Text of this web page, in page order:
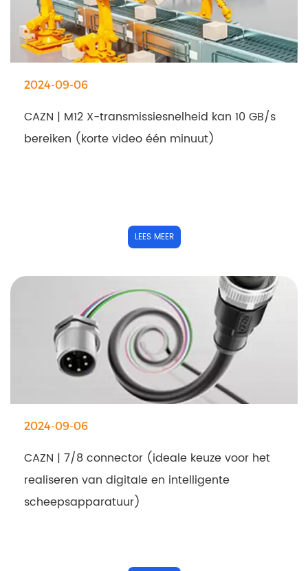
2024-09-06
CAZN | M12 X-transmissiesnelheid kan 10 GB/s
bereiken (korte video één minuut)
LEES MEER
2024-09-06
CAZN | 7/8 connector (ideale keuze voor het
realiseren van digitale en intelligente
scheepsapparatuur)